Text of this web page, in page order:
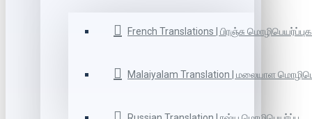
French Translations | பிரஞ்சு
Malaiyalam Translation | மலையாள